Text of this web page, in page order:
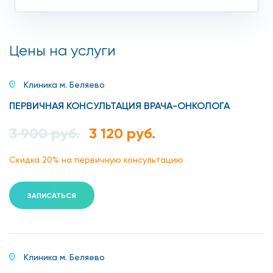
онкомаркеры, генетические анализы, комплексная
Биопсия с последующей гистологией.
УЗИ.
МРТ.
Цифровая дерматоскопия кожных покровов,
Цены на услуги
Клиника м. Беляево
ПЕРВИЧНАЯ КОНСУЛЬТАЦИЯ ВРАЧА-ОНКОЛОГА
3 900 руб. 3 120 руб.
Скидка 20% на первичную консультацию
ЗАПИСАТЬСЯ
Клиника м. Беляево